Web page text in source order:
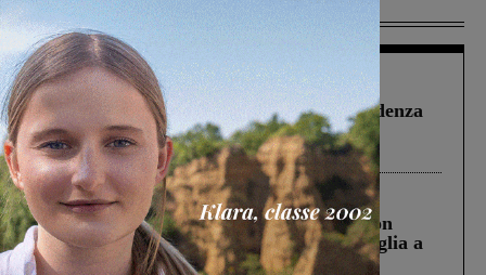
Più lette
Figline Incisa Valdarno 1 Agosto 2026
Piscina di Figline finanziata oltre la scadenza
Pnrr, il gruppo di Fratelli d’Italia: “Un
ringraziamento al Governo”
Cronaca 3 Agosto 2026
Scomparso da una struttura di Castiglion
Fiorentino l’uomo che aveva ucciso la figlia a
Levane nel 2020